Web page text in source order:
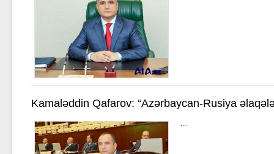
Kamaləddin Qafarov: “Azərbaycan-Rusiya
etdirilir”
....